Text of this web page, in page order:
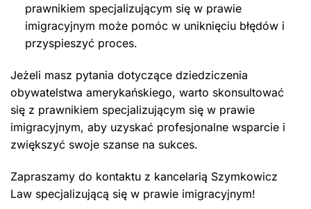
prawnikiem specjalizującym się w prawie
imigracyjnym może pomóc w uniknięciu błędów i
przyspieszyć proces.
Jeżeli masz pytania dotyczące dziedziczenia
obywatelstwa amerykańskiego, warto skonsultować
się z prawnikiem specjalizującym się w prawie
imigracyjnym, aby uzyskać profesjonalne wsparcie i
zwiększyć swoje szanse na sukces.
Zapraszamy do kontaktu z kancelarią Szymkowicz
Law specjalizującą się w prawie imigracyjnym!